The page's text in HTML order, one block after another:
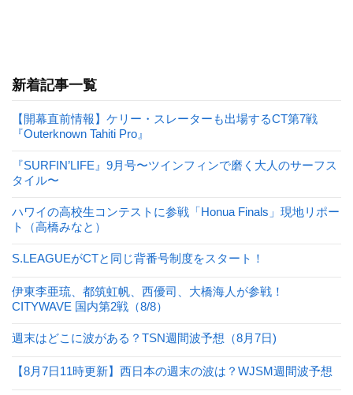
新着記事一覧
【開幕直前情報】ケリー・スレーターも出場するCT第7戦
『Outerknown Tahiti Pro』
『SURFIN’LIFE』9月号〜ツインフィンで磨く大人のサーフス
タイル〜
ハワイの高校生コンテストに参戦「Honua Finals」現地リポー
ト（高橋みなと）
S.LEAGUEがCTと同じ背番号制度をスタート！
伊東李亜琉、都筑虹帆、西優司、大橋海人が参戦！
CITYWAVE 国内第2戦（8/8）
週末はどこに波がある？TSN週間波予想（8月7日)
【8月7日11時更新】西日本の週末の波は？WJSM週間波予想